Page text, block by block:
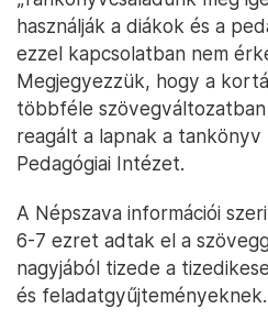
használják a diákok és a
ezzel kapcsolatban nem
Megjegyezzük, hogy a
többféle szövegváltozatban
reagált a lapnak a tankönyv
Pedagógiai Intézet.
A Népszava információi
6-7 ezret adtak el a
nagyjából tizede a
és feladatgyűjteményeknek.